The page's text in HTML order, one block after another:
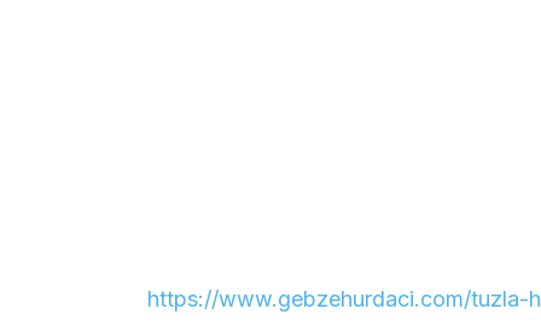
https://www.gebzehurdaci.com/tuzla-